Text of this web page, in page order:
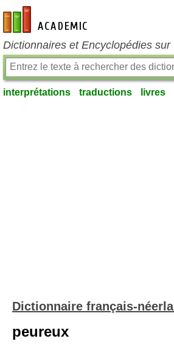
fr-academic.com
Dictionnaires et Encyclopédies sur
interprétations traductions livres
Dictionnaire français-
peureux